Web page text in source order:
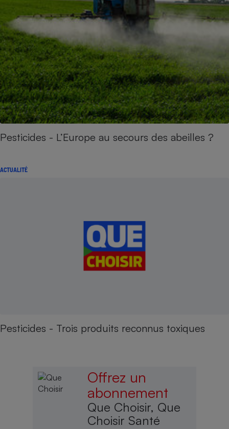
Pesticides - L’Europe au secours des abeilles ?
ACTUALITÉ
Pesticides - Trois produits reconnus toxiques
Offrez un
abonnement
Que Choisir, Que
Choisir Santé